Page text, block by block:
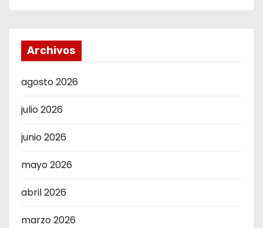
Archivos
agosto 2026
julio 2026
junio 2026
mayo 2026
abril 2026
marzo 2026